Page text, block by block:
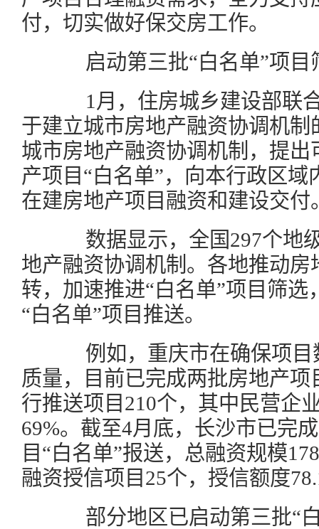
付，切实做好保交房工作。
启动第三批“白名单”项目
1月，住房城乡建设部联
于建立城市房地产融资协调机
城市房地产融资协调机制，提
产项目“白名单”，向本行政区
在建房地产项目融资和建设交付
数据显示，全国297个地
地产融资协调机制。各地推动
转，加速推进“白名单”项目筛
“白名单”项目推送。
例如，重庆市在确保项目
质量，目前已完成两批房地产项
行推送项目210个，其中民营企
69%。截至4月底，长沙市已完
目“白名单”报送，总融资规模
融资授信项目25个，授信额度
部分地区已启动第三批“白